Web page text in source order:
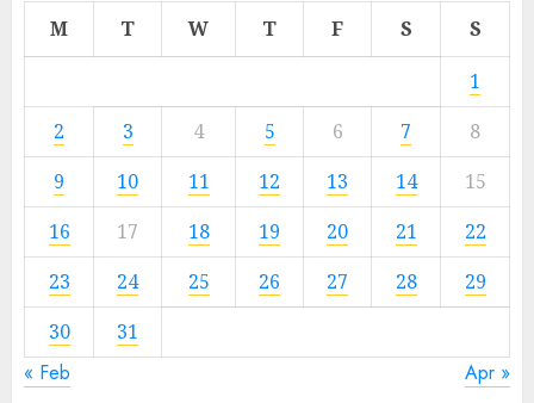
M T W T F S
S
1
2
3 4 5 6 7
8
9
10 11 12 13 14
15
16
17 18 19 20 21
22
23
24 25 26 27 28
29
30
31
« Feb Apr »